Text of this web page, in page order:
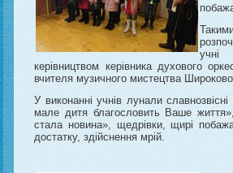
керівництвом керівника духового
вчителя музичного мистецтва
У виконанні учнів лунали
мале дитя благословить Ваше
стала новина», щедрівки, щирі
достатку, здійснення мрій.